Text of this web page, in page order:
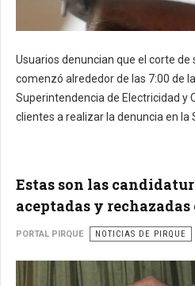
Usuarios denuncian que el corte
comenzó alrededor de las 7:00 de
Superintendencia de Electricidad y
clientes a realizar la denuncia en la
Estas son las
aceptadas y
PORTAL PIRQUE NOTICIAS DE PIRQUE